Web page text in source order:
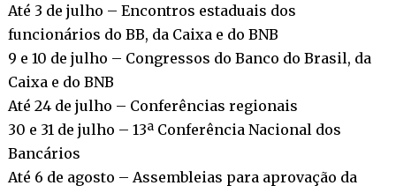
Até 3 de julho – Encontros estaduais dos
funcionários do BB, da Caixa e do BNB
9 e 10 de julho – Congressos do Banco do Brasil, da
Caixa e do BNB
Até 24 de julho – Conferências regionais
30 e 31 de julho – 13ª Conferência Nacional dos
Bancários
Até 6 de agosto – Assembleias para aprovação da